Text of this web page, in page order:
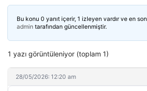
Bu konu 0 yanıt içerir, 1 izleyen vardır ve en son
admin tarafından güncellenmiştir.
1 yazı görüntüleniyor (toplam 1)
28/05/2026: 12:20 am